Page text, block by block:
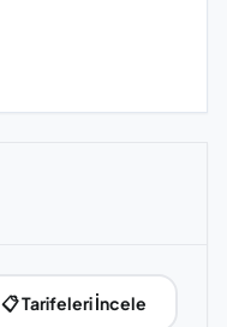
📋 Tarifeleri İncele